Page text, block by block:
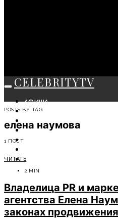
CELEBRITYTV
АФИША
СОБЫТИЯ
КРАСОТА
МОДА
СОВЕТЫ ЭКСПЕРТОВ
POSTS BY TAG
елена наумова
1 ПОСТ
ЧИТАТЬ
2 MIN
Владелица PR и
агентства Елена
законах